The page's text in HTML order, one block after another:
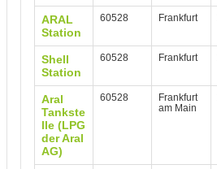
ARAL
Station
60528 Frankfurt
Shell
Station
60528 Frankfurt
Aral
Tankste
lle (LPG
der Aral
AG)
60528
Frankfurt
am Main